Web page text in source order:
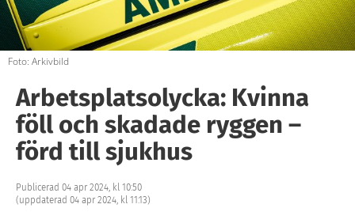
Foto: Arkivbild
Arbetsplatsolycka: Kvinna
föll och skadade ryggen –
förd till sjukhus
Publicerad 04 apr 2024, kl 10:50
(uppdaterad 04 apr 2024, kl 11:13)